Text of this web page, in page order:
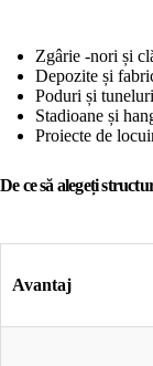
Zgârie -nori și
Depozite și
Poduri și tuneluri
Stadioane și
Proiecte de
De ce să alegeți
Avantaj